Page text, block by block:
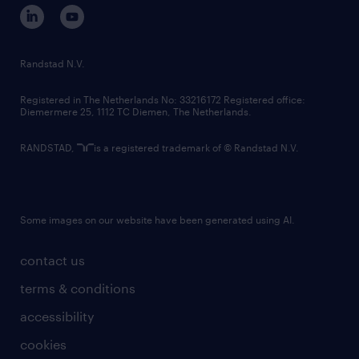
corporate governance
randstad innovation fund
country websites
contact us
terms & conditions
accessibility
cookies
Randstad N.V.
Registered in The Netherlands No: 33216172 Registered office:
Diemermere 25, 1112 TC Diemen, The Netherlands.
RANDSTAD, is a registered trademark of © Randstad N.V.
Some images on our website have been generated using AI.